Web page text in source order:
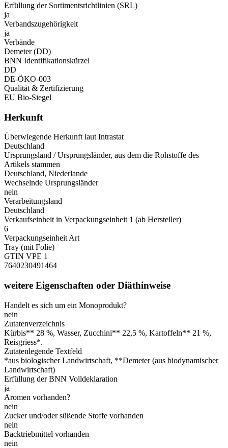
Erfüllung der Sortimentsrichtlinien (SRL)
ja
Verbandszugehörigkeit
ja
Verbände
Demeter (DD)
BNN Identifikationskürzel
DD
DE-ÖKO-003
Qualität & Zertifizierung
EU Bio-Siegel
Herkunft
Überwiegende Herkunft laut Intrastat
Deutschland
Ursprungsland / Ursprungsländer, aus dem die Rohstoffe des
Artikels stammen
Deutschland, Niederlande
Wechselnde Ursprungsländer
nein
Verarbeitungsland
Deutschland
Verkaufseinheit in Verpackungseinheit 1 (ab Hersteller)
6
Verpackungseinheit Art
Tray (mit Folie)
GTIN VPE 1
7640230491464
weitere Eigenschaften oder Diäthinweise
Handelt es sich um ein Monoprodukt?
nein
Zutatenverzeichnis
Kürbis** 28 %, Wasser, Zucchini** 22,5 %, Kartoffeln** 21 %,
Reisgriess*.
Zutatenlegende Textfeld
*aus biologischer Landwirtschaft, **Demeter (aus biodynamischer
Landwirtschaft)
Erfüllung der BNN Volldeklaration
ja
Aromen vorhanden?
nein
Zucker und/oder süßende Stoffe vorhanden
nein
Backtriebmittel vorhanden
nein